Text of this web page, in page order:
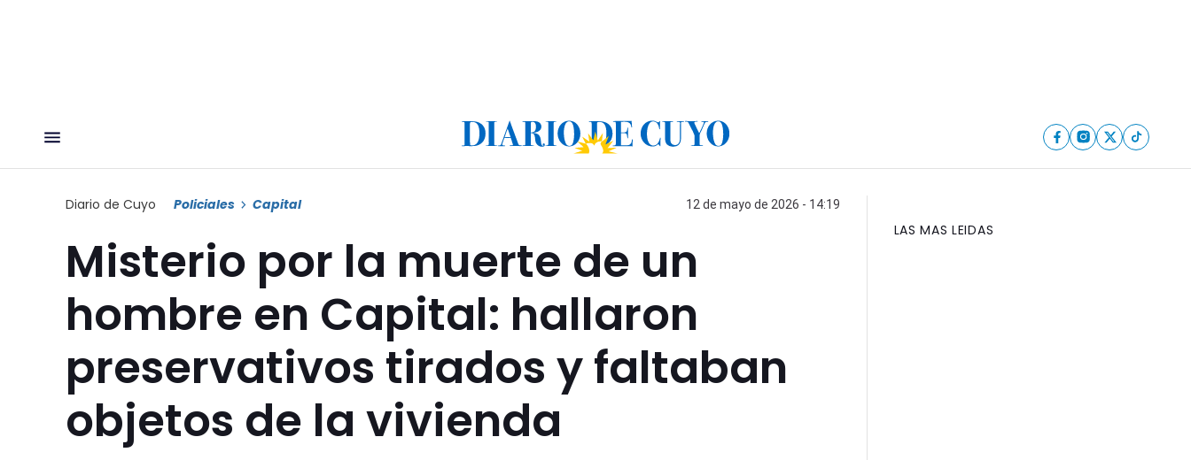
Diario de Cuyo Policiales Capital 12 de mayo de 2026 - 14:19
Misterio por la muerte de un
hombre en Capital: hallaron
preservativos tirados y faltaban
objetos de la vivienda
LAS MAS LEIDAS